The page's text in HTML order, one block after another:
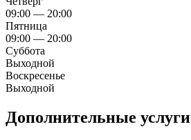
09:00 — 20:00
Пятница
09:00 — 20:00
Суббота
Выходной
Воскресенье
Выходной
Дополнительные услуги